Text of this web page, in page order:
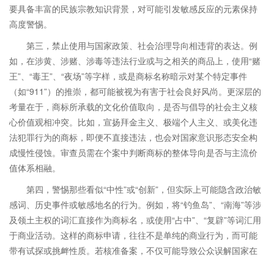
要具备丰富的民族宗教知识背景，对可能引发敏感反应的元素保持
高度警惕。
第三，禁止使用与国家政策、社会治理导向相违背的表达。例
如，在涉黄、涉赌、涉毒等违法行业或与之相关的商品上，使用“赌
王”、“毒王”、“夜场”等字样，或是商标名称暗示对某个特定事件
（如“911”）的推崇，都可能被视为有害于社会良好风尚。更深层的
考量在于，商标所承载的文化价值取向，是否与倡导的社会主义核
心价值观相冲突。比如，宣扬拜金主义、极端个人主义、或美化违
法犯罪行为的商标，即便不直接违法，也会对国家意识形态安全构
成慢性侵蚀。审查员需在个案中判断商标的整体导向是否与主流价
值体系相融。
第四，警惕那些看似“中性”或“创新”，但实际上可能隐含政治敏
感词、历史事件或敏感地名的行为。例如，将“钓鱼岛”、“南海”等涉
及领土主权的词汇直接作为商标名，或使用“占中”、“复辟”等词汇用
于商业活动。这样的商标申请，往往不是单纯的商业行为，而可能
带有试探或挑衅性质。若核准备案，不仅可能导致公众误解国家在